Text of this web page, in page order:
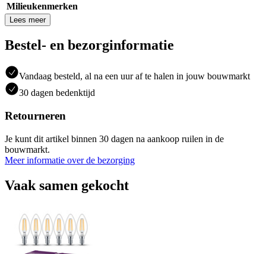
Milieukenmerken
Lees meer
Bestel- en bezorginformatie
Vandaag besteld, al na een uur af te halen in jouw bouwmarkt
30 dagen bedenktijd
Retourneren
Je kunt dit artikel binnen 30 dagen na aankoop ruilen in de
bouwmarkt.
Meer informatie over de bezorging
Vaak samen gekocht